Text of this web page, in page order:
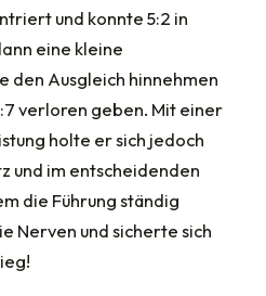
und konnte 5:2 in
eine kleine
den Ausgleich hinnehmen
verloren geben. Mit einer
holte er sich jedoch
und im entscheidenden
die Führung ständig
Nerven und sicherte sich